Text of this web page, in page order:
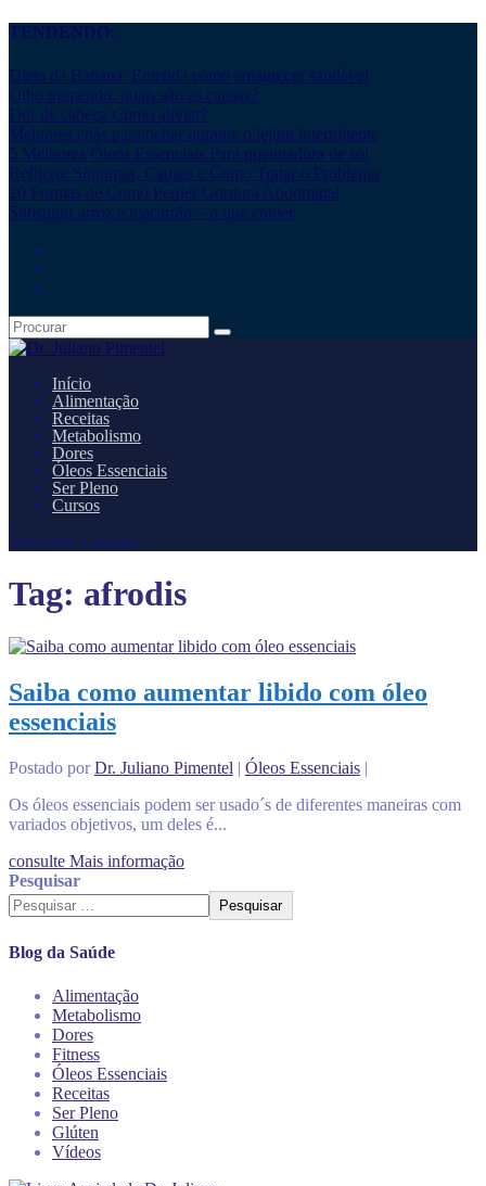
TENDENDO:
Dieta da Banana: Entenda como emagrecer saudável
Olho tremendo: quais são as causas?
Dor de cabeça Como aliviar?
Melhores chás para beber durante o jejum intermitente
5 Melhores Óleos Essenciais Para queimadura de sol
Refluxo: Sintomas, Causas e Como Tratar o Problema
20 Formas de Como Perder Gordura Abdominal
Substituir arroz e macarrão – o que comer
Início
Alimentação
Receitas
Metabolismo
Dores
Óleos Essenciais
Ser Pleno
Cursos
Selecione a página
Tag: afrodis
Saiba como aumentar libido com óleo
essenciais
Postado porDr. Juliano Pimentel | Óleos Essenciais |
Os óleos essenciais podem ser usado´s de diferentes maneiras com
variados objetivos, um deles é...
consulte Mais informação
Pesquisar
Pesquisar
Blog da Saúde
Alimentação
Metabolismo
Dores
Fitness
Óleos Essenciais
Receitas
Ser Pleno
Glúten
Vídeos